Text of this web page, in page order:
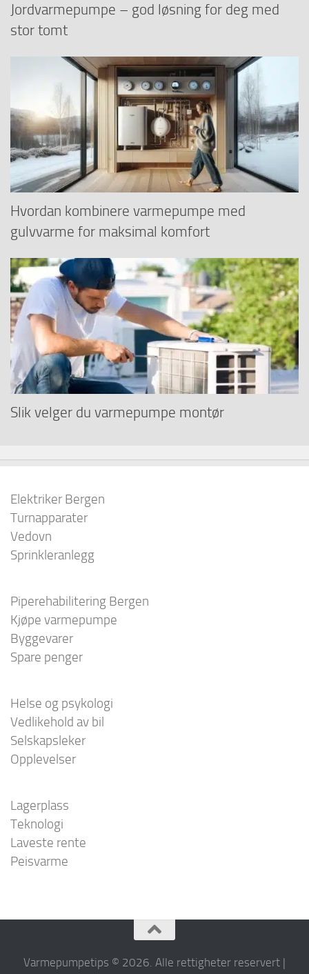
Jordvarmepumpe – god løsning for deg med
stor tomt
Hvordan kombinere varmepumpe med
gulvvarme for maksimal komfort
Slik velger du varmepumpe montør
Elektriker Bergen
Turnapparater
Vedovn
Sprinkleranlegg
Piperehabilitering Bergen
Kjøpe varmepumpe
Byggevarer
Spare penger
Helse og psykologi
Vedlikehold av bil
Selskapsleker
Opplevelser
Lagerplass
Teknologi
Laveste rente
Peisvarme
Varmepumpetips © 2026. Alle rettigheter reservert |